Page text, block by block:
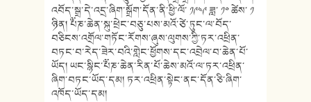
འབོད་སྒྲ་དེ་འདྲ་ཞིག་སྒྲོག་དོན་ནི་ཕྱི་ལོ་ ༡༩༤༩ ཟླ་ ༡༠ ཚེས་ ༡
ཉིན། ༸པཎ་ཆེན་སྐུ་ཕྲེང་བཅུ་པས་མའོ་ཙེ་ཏུང་ལ་བོད་
བཅིངས་འགྲོལ་གཏོང་རོགས་ཞུས་ལུགས་ཀྱི་ཏར་འཕྲིན་
བཏང་བ་རེད་ཟེར་བའི་གླེང་ཕྱོགས་དང་འབྲེལ་བ་ཆེན་པོ་
ཡོད། ཡང་སྙིང་༸པཎ་ཆེན་རིན་པོ་ཆེས་མའོ་ལ་ཏར་འཕྲིན་
ཞིག་བཏང་ཡོད་དམ། ཏར་འཕྲིན་སྟེང་ནང་དོན་ཅི་ཞིག་
འཁོད་ཡོད་དམ།